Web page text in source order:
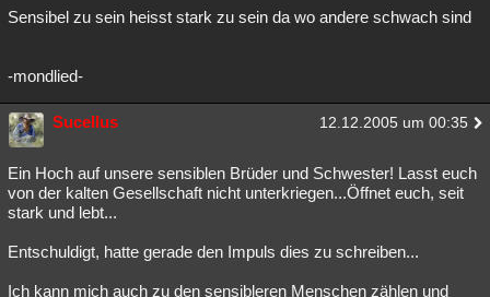
Sensibel zu sein heisst stark zu sein da wo andere schwach sind
-mondlied-
Sucellus 12.12.2005 um 00:35
Ein Hoch auf unsere sensiblen Brüder und Schwester! Lasst euch
von der kalten Gesellschaft nicht unterkriegen...Öffnet euch, seit
stark und lebt...
Entschuldigt, hatte gerade den Impuls dies zu schreiben...
Ich kann mich auch zu den sensibleren Menschen zählen und